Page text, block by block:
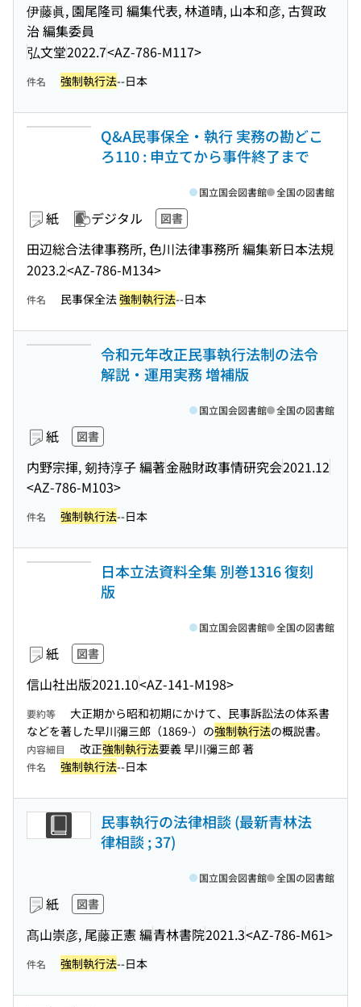
伊藤眞, 園尾隆司 編集代表, 林道晴, 山本和彦, 古賀政
治 編集委員
弘文堂2022.7<AZ-786-M117>
件名 強制執行法--日本
Q&A民事保全・執行 実務の勘どこ
ろ110 : 申立てから事件終了まで
紙 デジタル 図書
田辺総合法律事務所, 色川法律事務所 編集新日本法規
2023.2<AZ-786-M134>
国立国会図書館 全国の図書館
件名 民事保全法強制執行法--日本
令和元年改正民事執行法制の法令
解説・運用実務 増補版
紙 図書
内野宗揮, 剱持淳子 編著金融財政事情研究会2021.12
<AZ-786-M103>
国立国会図書館 全国の図書館
件名 強制執行法--日本
日本立法資料全集 別巻1316 復刻
版
紙 図書
信山社出版2021.10<AZ-141-M198>
国立国会図書館 全国の図書館
要約等
大正期から昭和初期にかけて、民事訴訟法の体系書
などを著した早川彌三郎（1869-）の強制執行法の概説書。
内容細目 改正強制執行法要義 早川彌三郎 著
件名 強制執行法--日本
民事執行の法律相談 (最新青林法
律相談 ; 37)
紙 図書
髙山崇彦, 尾藤正憲 編青林書院2021.3<AZ-786-M61>
国立国会図書館 全国の図書館
件名 強制執行法--日本